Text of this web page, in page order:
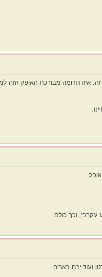
איזו תרומה מבורכת האופק הזה
עקרבי, וכך כולם.
ועוד ירח באריה